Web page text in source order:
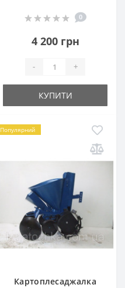
0
4 200 грн
- +
КУПИТИ
Популярний
Картоплесаджалка